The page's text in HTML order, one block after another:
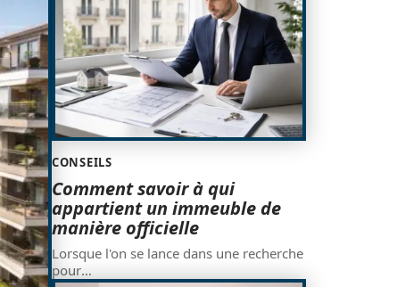
CONSEILS
Comment savoir à qui
appartient un immeuble de
manière officielle
Lorsque l'on se lance dans une recherche
pour…